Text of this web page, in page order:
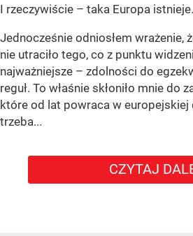
I rzeczywiście – taka Europa istnieje.
Jednocześnie odniosłem wrażenie,
nie utraciło tego, co z punktu
najważniejsze – zdolności do
reguł. To właśnie skłoniło mnie do
które od lat powraca w europejskiej
trzeba...
CZYTAJ